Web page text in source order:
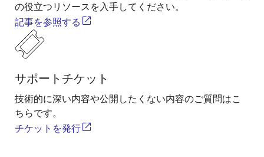
の役立つリソースを入手してください。
記事を参照する
サポートチケット
技術的に深い内容や公開したくない内容のご質問はこ
ちらです。
チケットを発行